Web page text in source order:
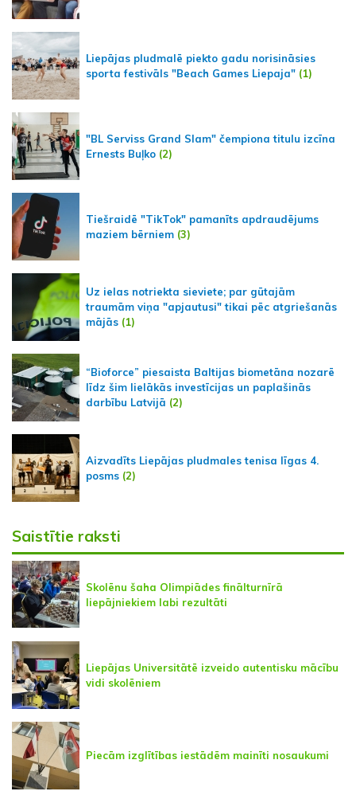
Liepājas pludmalē piekto gadu norisināsies
sporta festivāls "Beach Games Liepaja" (1)
"BL Serviss Grand Slam" čempiona titulu izcīna
Ernests Buļko (2)
Tiešraidē "TikTok" pamanīts apdraudējums
maziem bērniem (3)
Uz ielas notriekta sieviete; par gūtajām
traumām viņa "apjautusi" tikai pēc atgriešanās
mājās (1)
“Bioforce” piesaista Baltijas biometāna nozarē
līdz šim lielākās investīcijas un paplašinās
darbību Latvijā (2)
Aizvadīts Liepājas pludmales tenisa līgas 4.
posms (2)
Saistītie raksti
Skolēnu šaha Olimpiādes finālturnīrā
liepājniekiem labi rezultāti
Liepājas Universitātē izveido autentisku mācību
vidi skolēniem
Piecām izglītības iestādēm mainīti nosaukumi